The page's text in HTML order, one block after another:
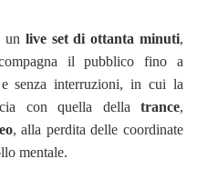
un live set di ottanta minuti,
il pubblico fino a
senza interruzioni, in cui la
con quella della trance,
, alla perdita delle coordinate
mentale.